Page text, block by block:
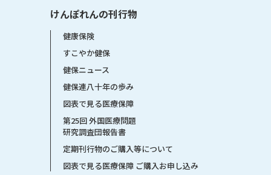
けんぽれんの刊行物
健康保険
すこやか健保
健保ニュース
健保連八十年の歩み
図表で見る医療保障
第25回 外国医療問題
研究調査団報告書
定期刊行物のご購入等について
図表で見る医療保障 ご購入お申し込み